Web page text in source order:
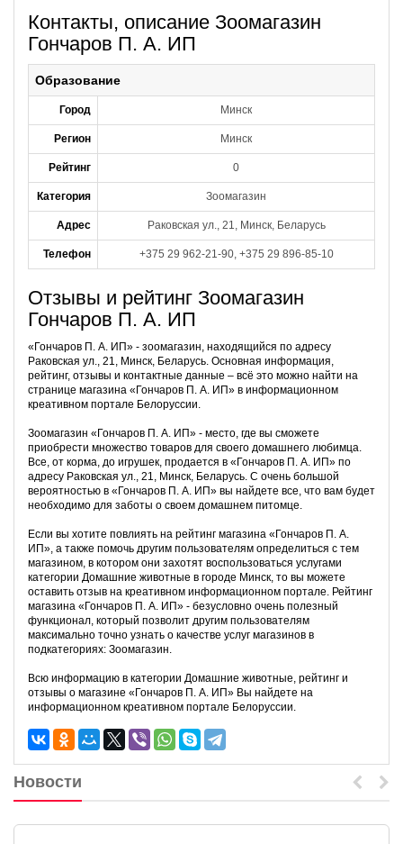
Контакты, описание Зоомагазин
Гончаров П. А. ИП
Образование
Город Минск
Регион Минск
Рейтинг 0
Категория Зоомагазин
Адрес Раковская ул., 21, Минск, Беларусь
Телефон +375 29 962-21-90, +375 29 896-85-10
Отзывы и рейтинг Зоомагазин
Гончаров П. А. ИП
«Гончаров П. А. ИП» - зоомагазин, находящийся по адресу
Раковская ул., 21, Минск, Беларусь. Основная информация,
рейтинг, отзывы и контактные данные – всё это можно найти на
странице магазина «Гончаров П. А. ИП» в информационном
креативном портале Белоруссии.
Зоомагазин «Гончаров П. А. ИП» - место, где вы сможете
приобрести множество товаров для своего домашнего любимца.
Все, от корма, до игрушек, продается в «Гончаров П. А. ИП» по
адресу Раковская ул., 21, Минск, Беларусь. С очень большой
вероятностью в «Гончаров П. А. ИП» вы найдете все, что вам будет
необходимо для заботы о своем домашнем питомце.
Если вы хотите повлиять на рейтинг магазина «Гончаров П. А.
ИП», а также помочь другим пользователям определиться с тем
магазином, в котором они захотят воспользоваться услугами
категории Домашние животные в городе Минск, то вы можете
оставить отзыв на креативном информационном портале. Рейтинг
магазина «Гончаров П. А. ИП» - безусловно очень полезный
функционал, который позволит другим пользователям
максимально точно узнать о качестве услуг магазинов в
подкатегориях: Зоомагазин.
Всю информацию в категории Домашние животные, рейтинг и
отзывы о магазине «Гончаров П. А. ИП» Вы найдете на
информационном креативном портале Белоруссии.
Новости